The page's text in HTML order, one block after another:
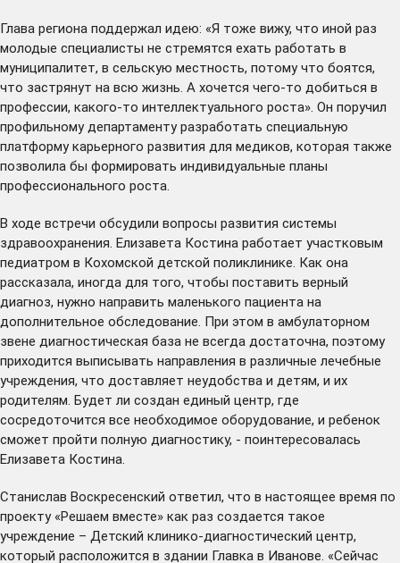
Глава региона поддержал идею: «Я тоже вижу, что иной раз
молодые специалисты не стремятся ехать работать в
муниципалитет, в сельскую местность, потому что боятся,
что застрянут на всю жизнь. А хочется чего-то добиться в
профессии, какого-то интеллектуального роста». Он поручил
профильному департаменту разработать специальную
платформу карьерного развития для медиков, которая также
позволила бы формировать индивидуальные планы
профессионального роста.
В ходе встречи обсудили вопросы развития системы
здравоохранения. Елизавета Костина работает участковым
педиатром в Кохомской детской поликлинике. Как она
рассказала, иногда для того, чтобы поставить верный
диагноз, нужно направить маленького пациента на
дополнительное обследование. При этом в амбулаторном
звене диагностическая база не всегда достаточна, поэтому
приходится выписывать направления в различные лечебные
учреждения, что доставляет неудобства и детям, и их
родителям. Будет ли создан единый центр, где
сосредоточится все необходимое оборудование, и ребенок
сможет пройти полную диагностику, - поинтересовалась
Елизавета Костина.
Станислав Воскресенский ответил, что в настоящее время по
проекту «Решаем вместе» как раз создается такое
учреждение – Детский клинико-диагностический центр,
который расположится в здании Главка в Иванове. «Сейчас